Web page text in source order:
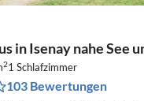
in Isenay nahe See
21 Schlafzimmer
103 Bewertungen